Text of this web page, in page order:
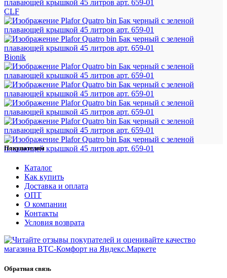
CLF
Bionik
Покупателям
Каталог
Как купить
Доставка и оплата
ОПТ
О компании
Контакты
Условия возврата
Обратная связь